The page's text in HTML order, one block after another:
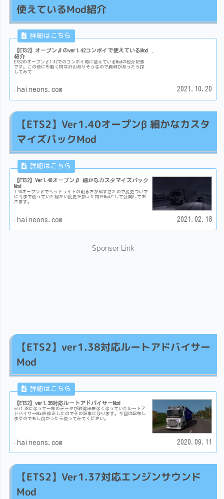
使えているMod紹介
【ETS2】オープンβのver1.42コンボイで使えているMod
紹介
ETS2のオープンβ1.42でのコンボイ時に使えているModの紹介記事
です。この他にも動く物は沢山ありそうなので興味があったら探
してみて
haineons.com 2021.10.20
【ETS2】Ver1.40オープンβ 細かなカスタ
マイズパックMod
【ETS2】Ver1.40オープンβ 細かなカスタマイズパック
Mod
1.40オープンβでヘッドライトの明るさが暗すぎたので変更ついで
に今まで使っていた細かい変更を加えた物をModとして公開してお
きます。
haineons.com 2021.02.18
Sponsor Link
【ETS2】ver1.38対応ルートアドバイサー
Mod
【ETS2】ver1.38対応ルートアドバイサーMod
ver1.38になって一部のデータが取得出来なくなっていたルートア
ドバイサーModを修正したのでその記事になります。今回は配布し
ますのでもし良かったら使ってみてください。
haineons.com 2020.09.11
【ETS2】Ver1.37対応エンジンサウンド
Mod